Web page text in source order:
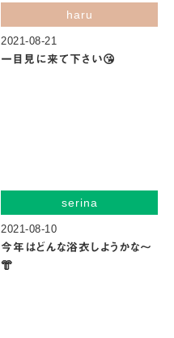
haru
2021-08-21
一目見に来て下さい😘
serina
2021-08-10
今年はどんな浴衣しようかな〜
👘